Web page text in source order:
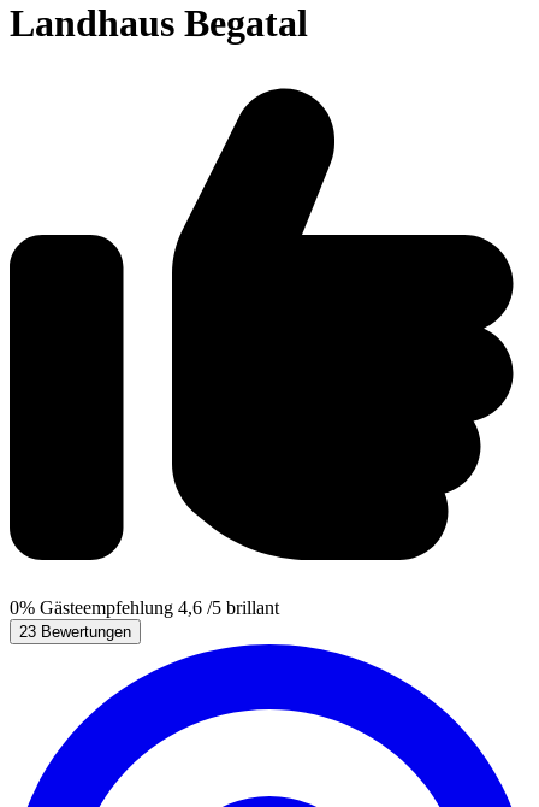
Landhaus Begatal
0% Gästeempfehlung 4,6 /5 brillant
23 Bewertungen